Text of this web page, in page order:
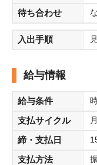
待ち合わせ
入出手順
給与情報
給与条件
支払サイクル
締・支払日
支払方法